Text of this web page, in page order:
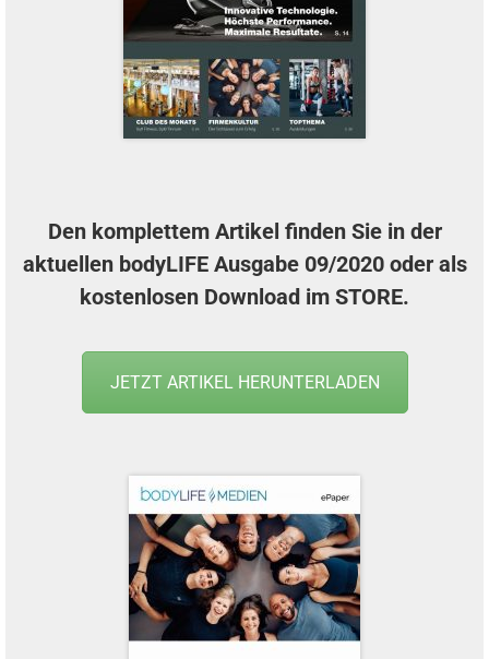
Den komplettem Artikel finden Sie in der
aktuellen bodyLIFE Ausgabe 09/2020oder als
kostenlosen Download im STORE.
JETZT ARTIKEL HERUNTERLADEN